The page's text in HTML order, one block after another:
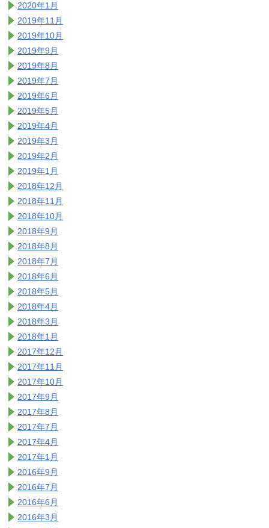
2020年1月
2019年11月
2019年10月
2019年9月
2019年8月
2019年7月
2019年6月
2019年5月
2019年4月
2019年3月
2019年2月
2019年1月
2018年12月
2018年11月
2018年10月
2018年9月
2018年8月
2018年7月
2018年6月
2018年5月
2018年4月
2018年3月
2018年1月
2017年12月
2017年11月
2017年10月
2017年9月
2017年8月
2017年7月
2017年4月
2017年1月
2016年9月
2016年7月
2016年6月
2016年3月